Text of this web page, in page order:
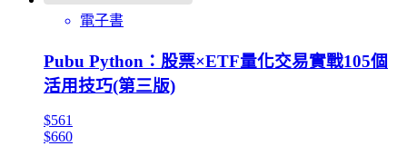
電子書
Pubu Python：股票×ETF量化交易實戰105個
活用技巧(第三版)
$561
$660